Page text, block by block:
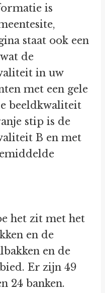
is
staat ook een
de
in uw
met een gele
beeldkwaliteit
stip is de
B en met
het zit met het
en de
en de
Er zijn 49
24 banken.